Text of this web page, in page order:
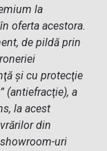
la
oferta acestora.
de pildă prin
şi cu protecţie
(antiefracţie), a
la acest
din
uri